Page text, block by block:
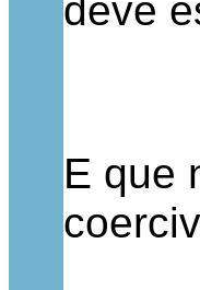
deve
E que